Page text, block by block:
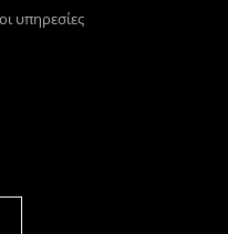
υπηρεσίες